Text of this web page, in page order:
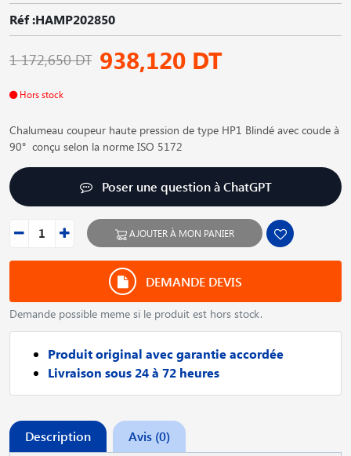
Réf :HAMP202850
1 172,650 DT 938,120 DT
Hors stock
Chalumeau coupeur haute pression de type HP1 Blindé avec coude à
90° conçu selon la norme ISO 5172
Poser une question à ChatGPT
AJOUTER À MON PANIER
DEMANDE DEVIS
Demande possible meme si le produit est hors stock.
Produit original avec garantie accordée
Livraison sous 24 à 72 heures
Description Avis (0)